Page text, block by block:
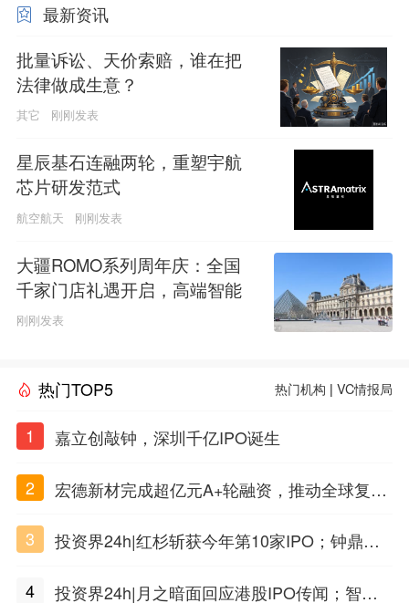
最新资讯
批量诉讼、天价索赔，谁在把
法律做成生意？
其它 刚刚发表
星辰基石连融两轮，重塑宇航
芯片研发范式
航空航天 刚刚发表
大疆ROMO系列周年庆：全国
千家门店礼遇开启，高端智能
清洁再进化
刚刚发表
热门TOP5 热门机构 |VC情报局
1 嘉立创敲钟，深圳千亿IPO诞生
2
宏德新材完成超亿元A+轮融资，推动全球复合
3
投资界24h|红杉斩获今年第10家IPO；钟鼎投
4 投资界24h|月之暗面回应港股IPO传闻；智元